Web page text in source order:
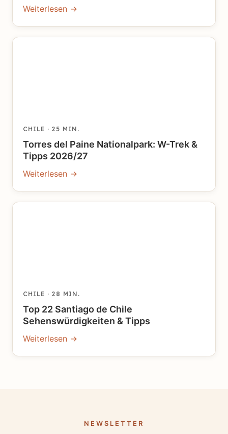
Weiterlesen →
CHILE · 25 MIN.
Torres del Paine Nationalpark: W-Trek &
Tipps 2026/27
Weiterlesen →
CHILE · 28 MIN.
Top 22 Santiago de Chile
Sehenswürdigkeiten & Tipps
Weiterlesen →
NEWSLETTER